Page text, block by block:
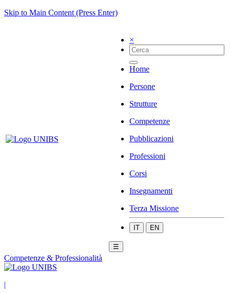
Skip to Main Content (Press Enter)
×
Home
Persone
Strutture
Competenze
Pubblicazioni
Professioni
Corsi
Insegnamenti
Terza Missione
IT EN
☰
Competenze & Professionalità
|